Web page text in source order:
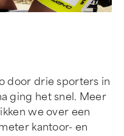
door drie sporters in
ging het snel. Meer
we over een
kantoor- en